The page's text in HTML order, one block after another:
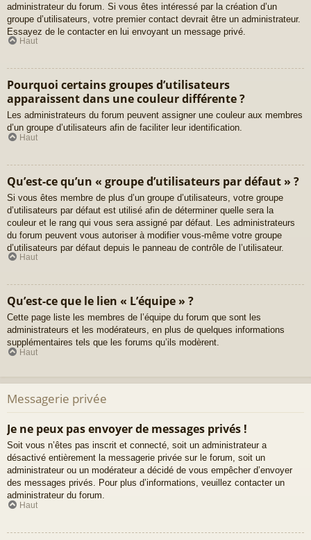
administrateur du forum. Si vous êtes intéressé par la création d’un
groupe d’utilisateurs, votre premier contact devrait être un administrateur.
Essayez de le contacter en lui envoyant un message privé.
Haut
Pourquoi certains groupes d’utilisateurs
apparaissent dans une couleur différente ?
Les administrateurs du forum peuvent assigner une couleur aux membres
d’un groupe d’utilisateurs afin de faciliter leur identification.
Haut
Qu’est-ce qu’un « groupe d’utilisateurs par défaut » ?
Si vous êtes membre de plus d’un groupe d’utilisateurs, votre groupe
d’utilisateurs par défaut est utilisé afin de déterminer quelle sera la
couleur et le rang qui vous sera assigné par défaut. Les administrateurs
du forum peuvent vous autoriser à modifier vous-même votre groupe
d’utilisateurs par défaut depuis le panneau de contrôle de l’utilisateur.
Haut
Qu’est-ce que le lien « L’équipe » ?
Cette page liste les membres de l’équipe du forum que sont les
administrateurs et les modérateurs, en plus de quelques informations
supplémentaires tels que les forums qu’ils modèrent.
Haut
Messagerie privée
Je ne peux pas envoyer de messages privés !
Soit vous n’êtes pas inscrit et connecté, soit un administrateur a
désactivé entièrement la messagerie privée sur le forum, soit un
administrateur ou un modérateur a décidé de vous empêcher d’envoyer
des messages privés. Pour plus d’informations, veuillez contacter un
administrateur du forum.
Haut